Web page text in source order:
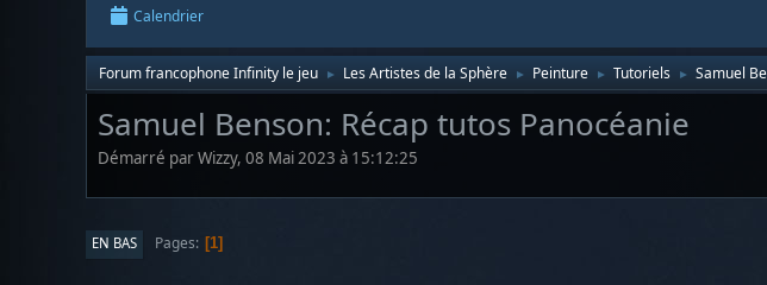
Calendrier
Forum francophone Infinity le jeu ► Les Artistes de la Sphère ► Peinture ► Tutoriels ► Samuel
Samuel Benson: Récap tutos Panocéanie
Démarré par Wizzy, 08 Mai 2023 à 15:12:25
EN BAS Pages 1